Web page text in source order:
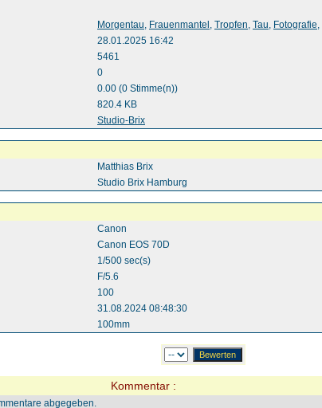
Morgentau, Frauenmantel , Tropfen, Tau, Fotografie,
28.01.2025 16:42
5461
0
0.00 (0 Stimme(n))
820.4 KB
Studio-Brix
Matthias Brix
Studio Brix Hamburg
Canon
Canon EOS 70D
1/500 sec(s)
F/5.6
100
31.08.2024 08:48:30
100mm
Kommentar :
abgegeben.